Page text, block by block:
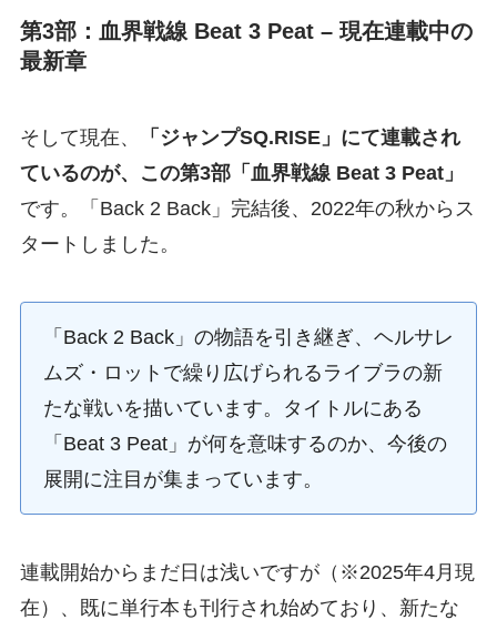
第3部：血界戦線 Beat 3 Peat – 現在連載中の
最新章
そして現在、
「ジャンプSQ.RISE」にて連載され
ているのが、この第3部「血界戦線 Beat 3 Peat」
です。「Back 2 Back」完結後、2022年の秋からス
タートしました。
「Back 2 Back」の物語を引き継ぎ、ヘルサレ
ムズ・ロットで繰り広げられるライブラの新
たな戦いを描いています。タイトルにある
「Beat 3 Peat」が何を意味するのか、今後の
展開に注目が集まっています。
連載開始からまだ日は浅いですが（※2025年4月現
在）、既に単行本も刊行され始めており、新たな